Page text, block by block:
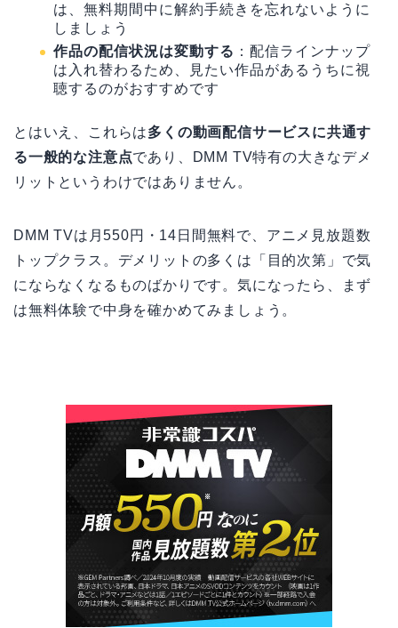
は、無料期間中に解約手続きを忘れないように
しましょう
作品の配信状況は変動する ：配信ラインナップ
は入れ替わるため、見たい作品があるうちに視
聴するのがおすすめです
とはいえ、これらは多くの動画配信サービスに共通す
る一般的な注意点であり、DMM TV特有の大きなデメ
リットというわけではありません。
DMM TVは月550円・14日間無料で、アニメ見放題数
トップクラス。デメリットの多くは「目的次第」で気
にならなくなるものばかりです。気になったら、まず
は無料体験で中身を確かめてみましょう。